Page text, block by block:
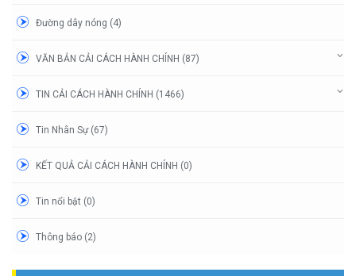
Đường dây nóng (4)
VĂN BẢN CẢI CÁCH HÀNH CHÍNH (87)
TIN CẢI CÁCH HÀNH CHÍNH (1466)
Tin Nhân Sự (67)
KẾT QUẢ CẢI CÁCH HÀNH CHÍNH (0)
Tin nổi bật (0)
Thông báo (2)